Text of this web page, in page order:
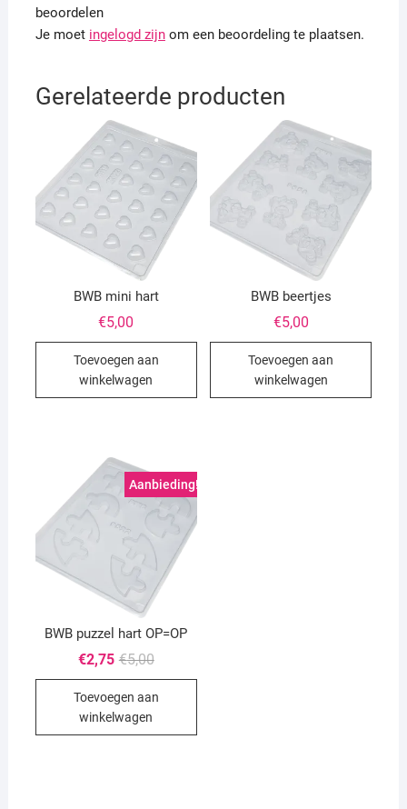
beoordelen
Je moet ingelogd zijnom een beoordeling te plaatsen.
Gerelateerde producten
BWB mini hart
€5,00
Toevoegen aan
winkelwagen
BWB beertjes
€5,00
Toevoegen aan
winkelwagen
Aanbieding!
BWB puzzel hart OP=OP
€5,00Oorspronkelijke
€5,00.
€2,75
Huidige
€2,75.
Toevoegen aan
winkelwagen